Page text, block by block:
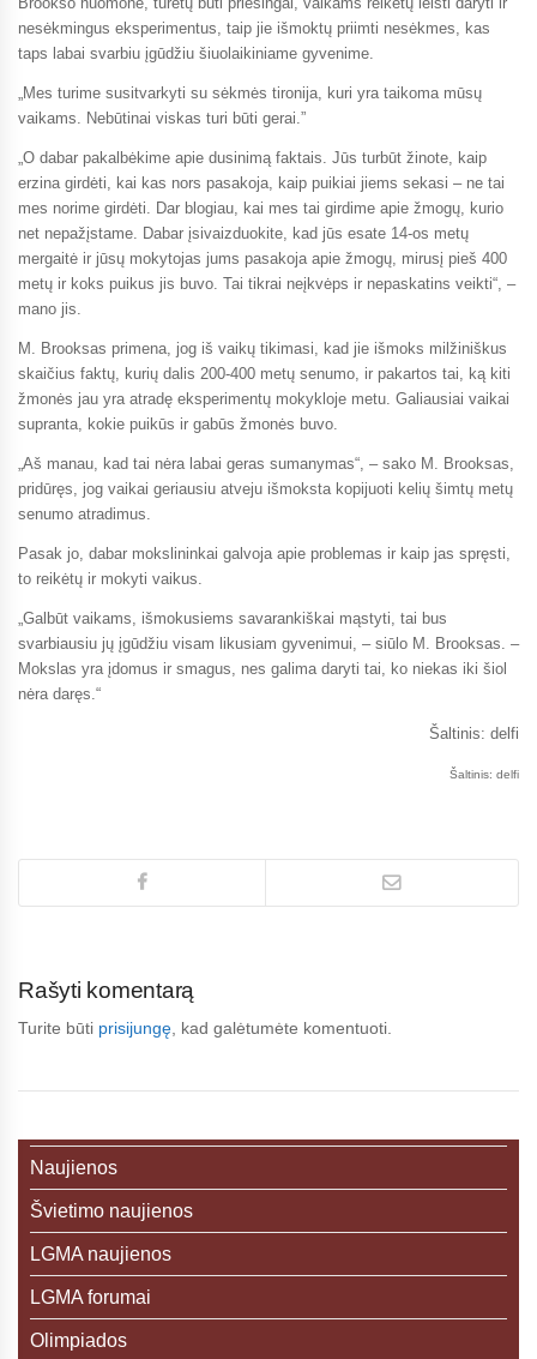
nesėkmingus eksperimentus, taip jie išmoktų priimti nesėkmes, kas
taps labai svarbiu įgūdžiu šiuolaikiniame gyvenime.
„Mes turime susitvarkyti su sėkmės tironija, kuri yra taikoma mūsų
vaikams. Nebūtinai viskas turi būti gerai.”
„O dabar pakalbėkime apie dusinimą faktais. Jūs turbūt žinote, kaip
erzina girdėti, kai kas nors pasakoja, kaip puikiai jiems sekasi – ne tai
mes norime girdėti. Dar blogiau, kai mes tai girdime apie žmogų, kurio
net nepažįstame. Dabar įsivaizduokite, kad jūs esate 14-os metų
mergaitė ir jūsų mokytojas jums pasakoja apie žmogų, mirusį pieš 400
metų ir koks puikus jis buvo. Tai tikrai neįkvėps ir nepaskatins veikti“, –
mano jis.
M. Brooksas primena, jog iš vaikų tikimasi, kad jie išmoks milžiniškus
skaičius faktų, kurių dalis 200-400 metų senumo, ir pakartos tai, ką kiti
žmonės jau yra atradę eksperimentų mokykloje metu. Galiausiai vaikai
supranta, kokie puikūs ir gabūs žmonės buvo.
„Aš manau, kad tai nėra labai geras sumanymas“, – sako M. Brooksas,
pridūręs, jog vaikai geriausiu atveju išmoksta kopijuoti kelių šimtų metų
senumo atradimus.
Pasak jo, dabar mokslininkai galvoja apie problemas ir kaip jas spręsti,
to reikėtų ir mokyti vaikus.
„Galbūt vaikams, išmokusiems savarankiškai mąstyti, tai bus
svarbiausiu jų įgūdžiu visam likusiam gyvenimui, – siūlo M. Brooksas. –
Mokslas yra įdomus ir smagus, nes galima daryti tai, ko niekas iki šiol
nėra daręs.“
Šaltinis: delfi
Šaltinis: delfi
Rašyti komentarą
Turite būti prisijungę , kad galėtumėte komentuoti.
Naujienos
Švietimo naujienos
LGMA naujienos
LGMA forumai
Olimpiados